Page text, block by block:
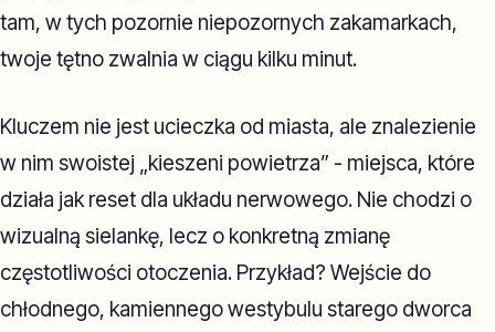
tam, w tych pozornie niepozornych zakamarkach,
twoje tętno zwalnia w ciągu kilku minut.
Kluczem nie jest ucieczka od miasta, ale znalezienie
w nim swoistej „kieszeni powietrza” - miejsca, które
działa jak reset dla układu nerwowego. Nie chodzi o
wizualną sielankę, lecz o konkretną zmianę
częstotliwości otoczenia. Przykład? Wejście do
chłodnego, kamiennego westybulu starego dworca